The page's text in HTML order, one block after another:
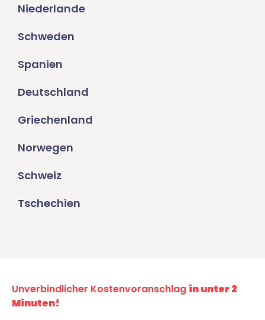
Niederlande
Schweden
Spanien
Deutschland
Griechenland
Norwegen
Schweiz
Tschechien
Unverbindlicher Kostenvoranschlag in unter 2
Minuten!